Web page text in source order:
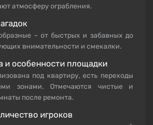
атмосферу ограбления.
– от быстрых и забавных до
внимательности и смекалки.
и особенности площадки
под квартиру, есть переходы
зонами. Отмечаются чистые и
после ремонта.
игроков